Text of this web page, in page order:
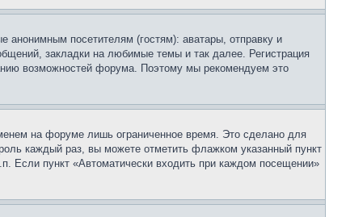
анонимным посетителям (гостям): аватары, отправку и
закладки на любимые темы и так далее. Регистрация
возможностей форума. Поэтому мы рекомендуем это
на форуме лишь ограниченное время. Это сделано для
каждый раз, вы можете отметить флажком указанный пункт
Если пункт «Автоматически входить при каждом посещении»